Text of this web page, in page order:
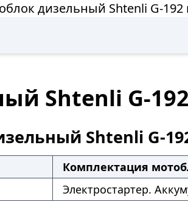
дизельный Shtenli G-192
Shtenli G-
Shtenli G-
Комплектация
Электростартер.